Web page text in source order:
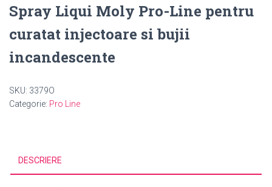
Spray Liqui Moly Pro-Line pentru
curatat injectoare si bujii
incandescente
SKU: 3379O
Categorie: Pro Line
DESCRIERE